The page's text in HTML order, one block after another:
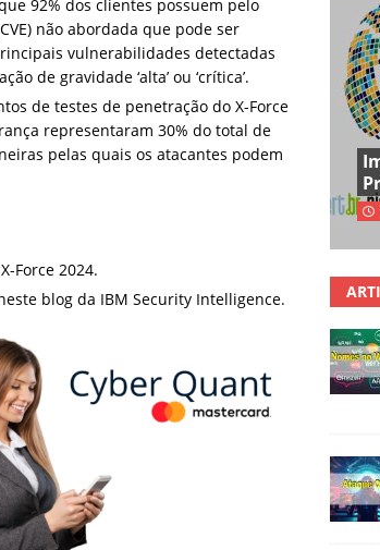
92% dos clientes possuem pelo
não abordada que pode ser
vulnerabilidades detectadas
de gravidade ‘alta’ ou ‘crítica’.
de testes de penetração do X-Force
representaram 30% do total de
pelas quais os atacantes podem
Force 2024.
blog da IBM Security Intelligence.